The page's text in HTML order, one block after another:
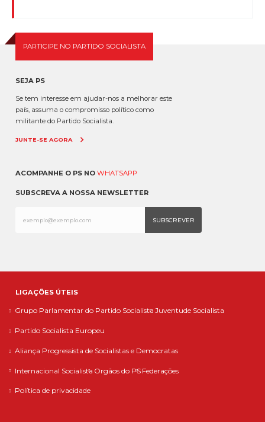
PARTICIPE NO PARTIDO SOCIALISTA
SEJA PS
Se tem interesse em ajudar-nos a melhorar este
país, assuma o compromisso político como
militante do Partido Socialista.
JUNTE-SE AGORA
ACOMPANHE O PS NO WHATSAPP
SUBSCREVA A NOSSA NEWSLETTER
LIGAÇÕES ÚTEIS
Grupo Parlamentar do Partido Socialista Juventude Socialista
Partido Socialista Europeu
Aliança Progressista de Socialistas e Democratas
Internacional Socialista Orgãos do PS Federações
Política de privacidade